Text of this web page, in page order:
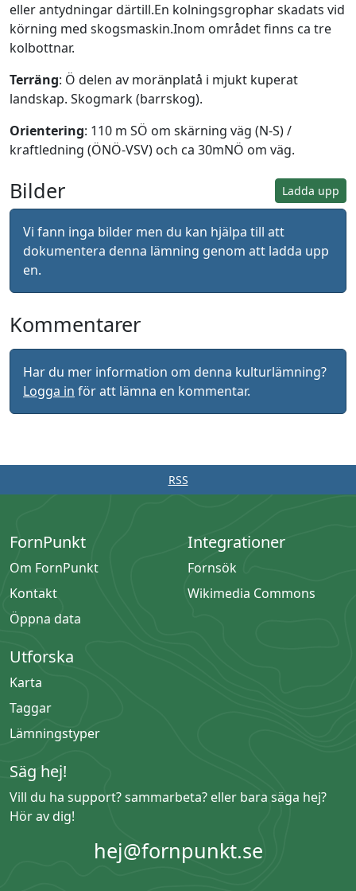
eller antydningar därtill.En kolningsgrophar skadats vid
körning med skogsmaskin.Inom området finns ca tre
kolbottnar.
Terräng: Ö delen av moränplatå i mjukt kuperat
landskap. Skogmark (barrskog).
Orientering: 110 m SÖ om skärning väg (N-S) /
kraftledning (ÖNÖ-VSV) och ca 30mNÖ om väg.
Ladda upp
Bilder
Vi fann inga bilder men du kan hjälpa till att
dokumentera denna lämning genom att ladda upp
en.
Kommentarer
Har du mer information om denna kulturlämning?
Logga in för att lämna en kommentar.
RSS
FornPunkt
Om FornPunkt
Kontakt
Öppna data
Integrationer
Fornsök
Wikimedia Commons
Utforska
Karta
Taggar
Lämningstyper
Säg hej!
Vill du ha support? sammarbeta? eller bara säga hej?
Hör av dig!
hej@fornpunkt.se